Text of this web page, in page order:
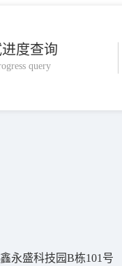
度查询
query
永盛科技园B栋101号